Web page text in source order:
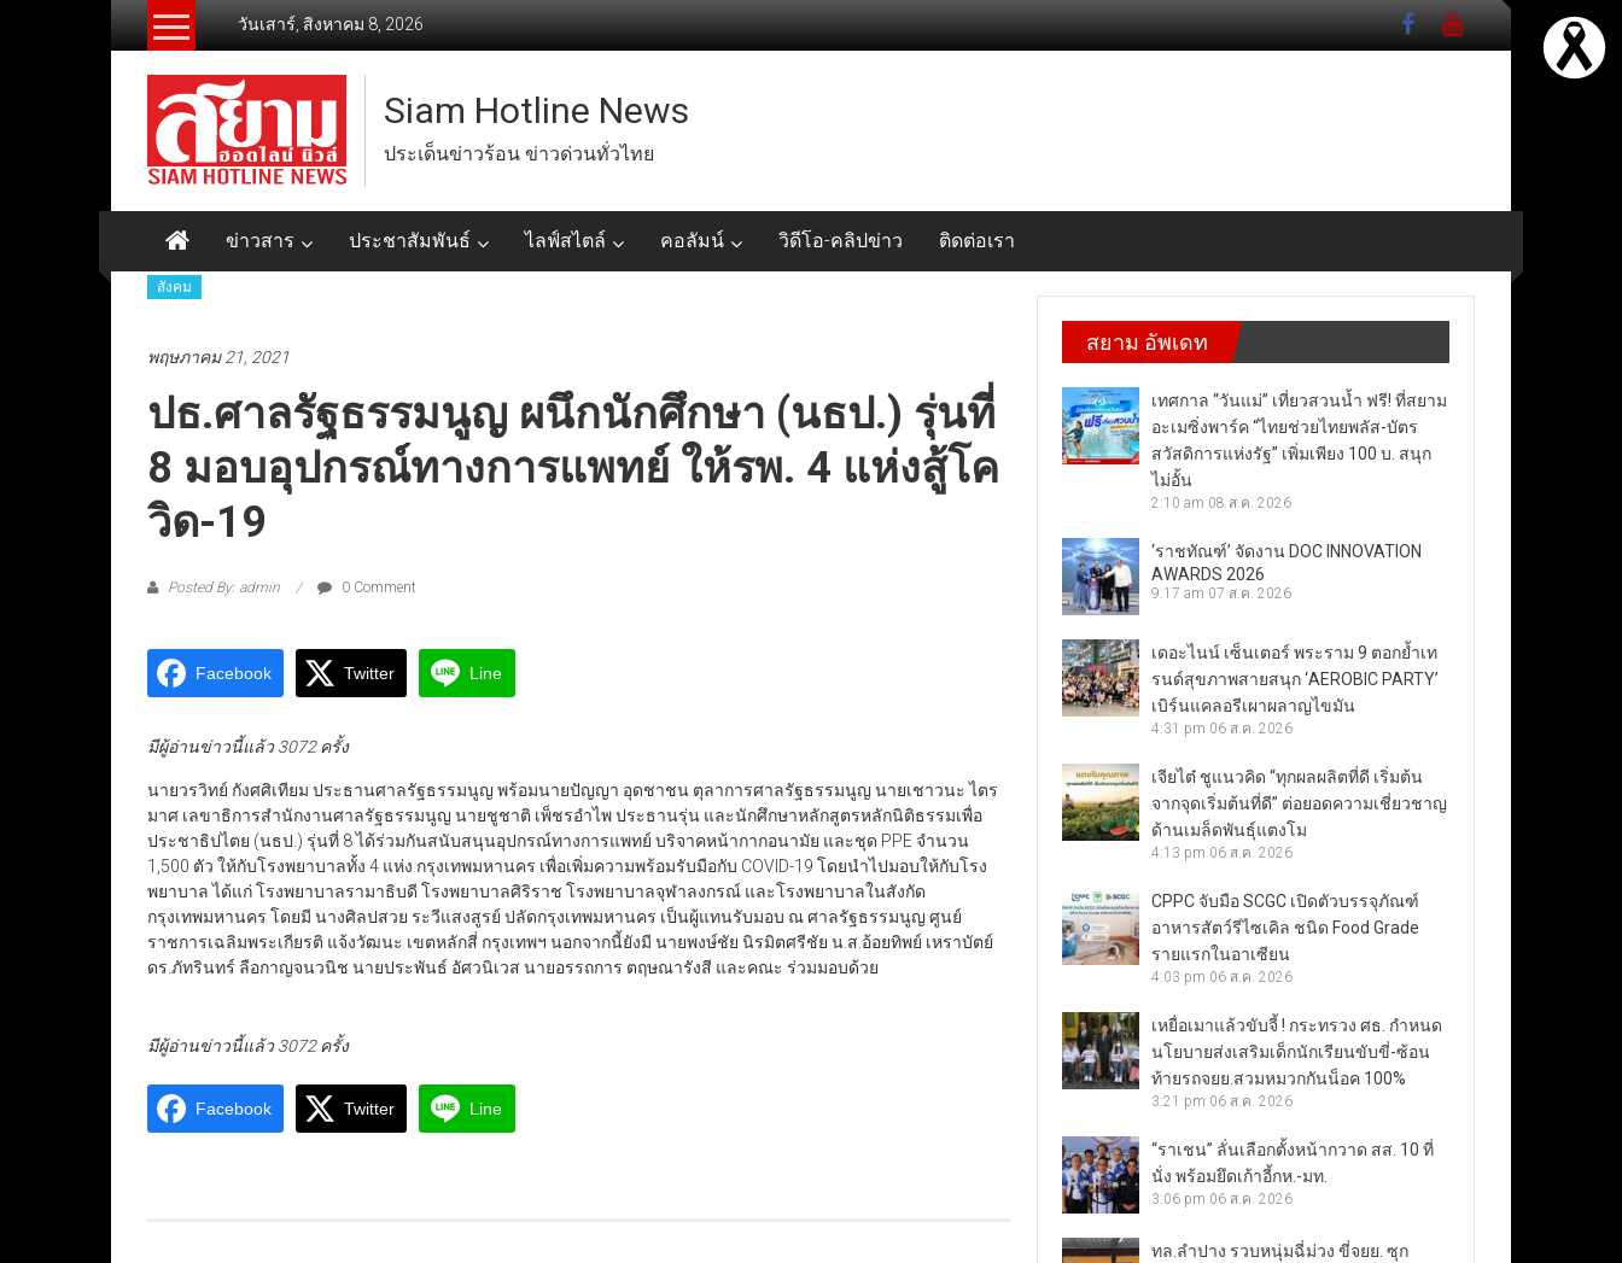
วันเสาร์, สิงหาคม 8, 2026
Siam Hotline News
ประเด็นข่าวร้อน ข่าวด่วนทั่วไทย
ข่าวสาร ประชาสัมพันธ์ ไลฟ์สไตล์ คอลัมน์ วิดีโอ-คลิปข่าว ติดต่อเรา
สังคม
พฤษภาคม 21, 2021
ปธ.ศาลรัฐธรรมนูญ ผนึกนักศึกษา (นธป.) รุ่นที่
8 มอบอุปกรณ์ทางการแพทย์ ให้รพ. 4 แห่งสู้โค
วิด-19
Posted By: admin 0 Comment
Facebook Twitter Line
มีผู้อ่านข่าวนี้แล้ว 3072 ครั้ง
นายวรวิทย์ กังศศิเทียม ประธานศาลรัฐธรรมนูญ พร้อมนายปัญญา อุดชาชน ตุลาการศาลรัฐธรรมนูญ นายเชาวนะ ไตร
มาศ เลขาธิการสำนักงานศาลรัฐธรรมนูญ นายชูชาติ เพ็ชรอำไพ ประธานรุ่น และนักศึกษาหลักสูตรหลักนิติธรรมเพื่อ
ประชาธิปไตย (นธป.) รุ่นที่ 8 ได้ร่วมกันสนับสนุนอุปกรณ์ทางการแพทย์ บริจาคหน้ากากอนามัย และชุด PPE จำนวน
1,500 ตัว ให้กับโรงพยาบาลทั้ง 4 แห่ง กรุงเทพมหานคร เพื่อเพิ่มความพร้อมรับมือกับ COVID-19 โดยนำไปมอบให้กับโรง
พยาบาล ได้แก่ โรงพยาบาลรามาธิบดี โรงพยาบาลศิริราช โรงพยาบาลจุฬาลงกรณ์ และโรงพยาบาลในสังกัด
กรุงเทพมหานคร โดยมี นางศิลปสวย ระวีแสงสูรย์ ปลัดกรุงเทพมหานคร เป็นผู้แทนรับมอบ ณ ศาลรัฐธรรมนูญ ศูนย์
ราชการเฉลิมพระเกียรติ แจ้งวัฒนะ เขตหลักสี่ กรุงเทพฯ นอกจากนี้ยังมี นายพงษ์ชัย นิรมิตศรีชัย น.ส.อ้อยทิพย์ เหราบัตย์
ดร.ภัทรินทร์ ลือกาญจนวนิช นายประพันธ์ อัศวนิเวส นายอรรถการ ตฤษณารังสี และคณะ ร่วมมอบด้วย
มีผู้อ่านข่าวนี้แล้ว 3072 ครั้ง
Facebook Twitter Line
สยาม อัพเดท
เทศกาล “วันแม่” เที่ยวสวนน้ำ ฟรี! ที่สยาม
อะเมซิ่งพาร์ค “ไทยช่วยไทยพลัส-บัตร
สวัสดิการแห่งรัฐ” เพิ่มเพียง 100 บ. สนุก
ไม่อั้น
2:10 am 08 ส.ค. 2026
‘ราชทัณฑ์’ จัดงาน DOC INNOVATION
AWARDS 2026
9:17 am 07 ส.ค. 2026
เดอะไนน์ เซ็นเตอร์ พระราม 9 ตอกย้ำเท
รนด์สุขภาพสายสนุก ‘AEROBIC PARTY’
เบิร์นแคลอรีเผาผลาญไขมัน
4:31 pm 06 ส.ค. 2026
เจียไต๋ ชูแนวคิด “ทุกผลผลิตที่ดี เริ่มต้น
จากจุดเริ่มต้นที่ดี” ต่อยอดความเชี่ยวชาญ
ด้านเมล็ดพันธุ์แตงโม
4:13 pm 06 ส.ค. 2026
CPPC จับมือ SCGC เปิดตัวบรรจุภัณฑ์
อาหารสัตว์รีไซเคิล ชนิด Food Grade
รายแรกในอาเซียน
4:03 pm 06 ส.ค. 2026
เหยื่อเมาแล้วขับจี้ ! กระทรวง ศธ. กำหนด
นโยบายส่งเสริมเด็กนักเรียนขับขี่-ซ้อน
ท้ายรถจยย.สวมหมวกกันน็อค 100%
3:21 pm 06 ส.ค. 2026
“ราเชน” ลั่นเลือกตั้งหน้ากวาด สส. 10 ที่
นั่ง พร้อมยึดเก้าอี้กห.-มท.
3:06 pm 06 ส.ค. 2026
ทล.ลำปาง รวบหนุ่มฉี่ม่วง ขี่จยย. ซุก